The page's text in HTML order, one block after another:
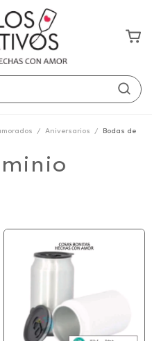
/ Aniversarios /
Bodas de